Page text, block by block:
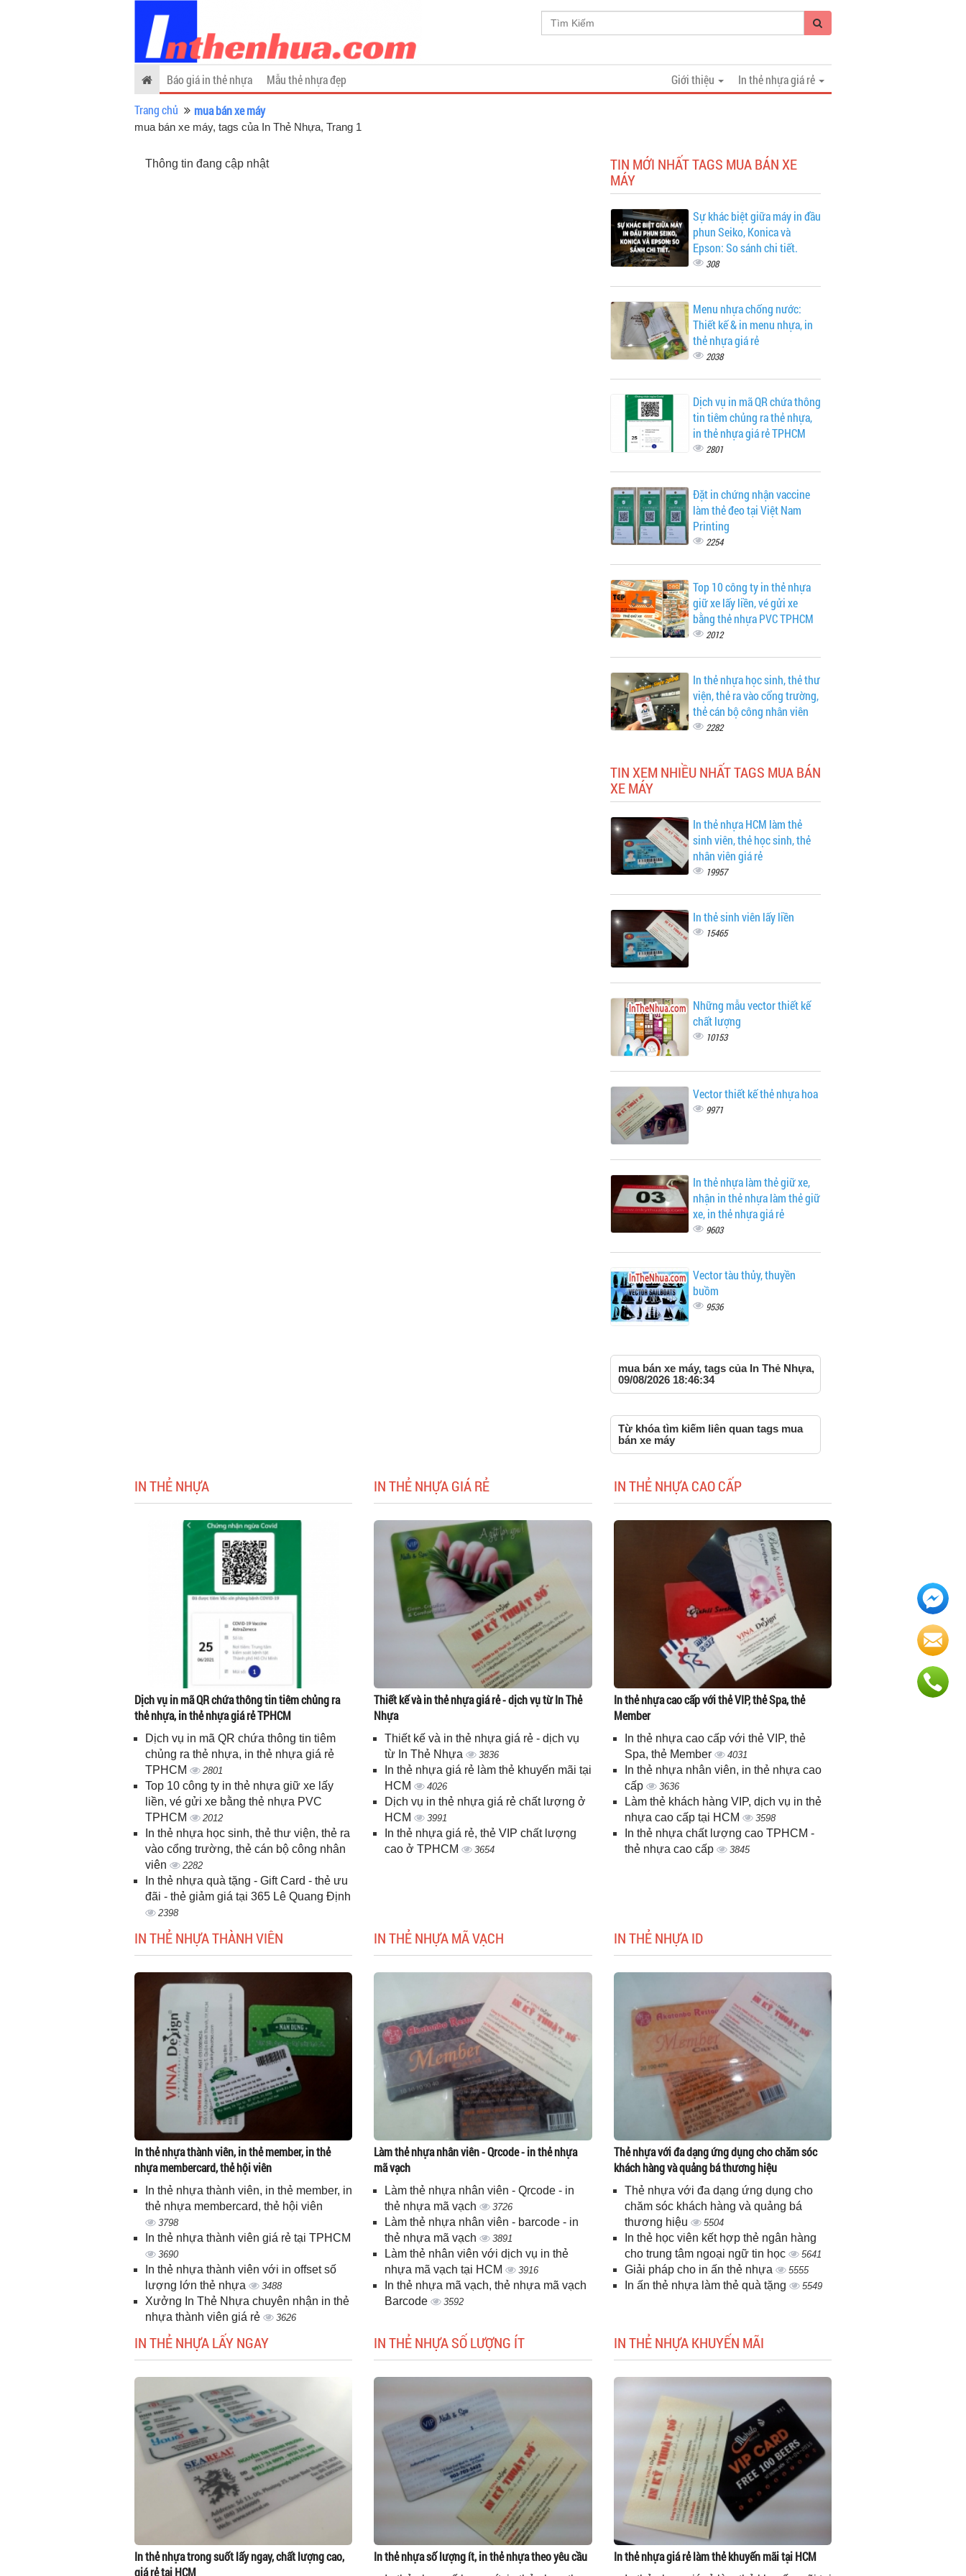
In thẻ nhựa giá rẻ
Báo giá in thẻ nhựa Mẫu thẻ nhựa đẹp
Giới thiệu
Trang chủ
mua bán xe máy
mua bán xe máy, tags của In Thẻ Nhựa, Trang 1
Thông tin đang cập nhật
TIN MỚI NHẤT TAGS MUA BÁN XE
MÁY
Sự khác biệt giữa máy in đầu
phun Seiko, Konica và
Epson: So sánh chi tiết.
308
Menu nhựa chống nước:
Thiết kế & in menu nhựa, in
thẻ nhựa giá rẻ
2038
Dịch vụ in mã QR chứa thông
tin tiêm chủng ra thẻ nhựa,
in thẻ nhựa giá rẻ TPHCM
2801
Đặt in chứng nhận vaccine
làm thẻ đeo tại Việt Nam
Printing
2254
Top 10 công ty in thẻ nhựa
giữ xe lấy liền, vé gửi xe
bằng thẻ nhựa PVC TPHCM
2012
In thẻ nhựa học sinh, thẻ thư
viện, thẻ ra vào cổng trường,
thẻ cán bộ công nhân viên
2282
TIN XEM NHIỀU NHẤT TAGS MUA BÁN
XE MÁY
In thẻ nhựa HCM làm thẻ
sinh viên, thẻ học sinh, thẻ
nhân viên giá rẻ
19957
In thẻ sinh viên lấy liền
15465
Những mẫu vector thiết kế
chất lượng
10153
Vector thiết kế thẻ nhựa hoa
9971
In thẻ nhựa làm thẻ giữ xe,
nhận in thẻ nhựa làm thẻ giữ
xe, in thẻ nhựa giá rẻ
9603
Vector tàu thủy, thuyền
buồm
9536
mua bán xe máy, tags của In Thẻ Nhựa,
09/08/2026 18:46:34
Từ khóa tìm kiếm liên quan tags mua
bán xe máy
IN THẺ NHỰA
Dịch vụ in mã QR chứa thông tin tiêm chủng ra
thẻ nhựa, in thẻ nhựa giá rẻ TPHCM
Dịch vụ in mã QR chứa thông tin tiêm
chủng ra thẻ nhựa, in thẻ nhựa giá rẻ
TPHCM
2801
Top 10 công ty in thẻ nhựa giữ xe lấy
liền, vé gửi xe bằng thẻ nhựa PVC
TPHCM
2012
In thẻ nhựa học sinh, thẻ thư viện, thẻ ra
vào cổng trường, thẻ cán bộ công nhân
viên
2282
In thẻ nhựa quà tặng - Gift Card - thẻ ưu
đãi - thẻ giảm giá tại 365 Lê Quang Định
2398
IN THẺ NHỰA GIÁ RẺ
Thiết kế và in thẻ nhựa giá rẻ - dịch vụ từ In Thẻ
Nhựa
Thiết kế và in thẻ nhựa giá rẻ - dịch vụ
từ In Thẻ Nhựa
3836
In thẻ nhựa giá rẻ làm thẻ khuyến mãi tại
HCM
4026
Dịch vụ in thẻ nhựa giá rẻ chất lượng ở
HCM
3991
In thẻ nhựa giá rẻ, thẻ VIP chất lượng
cao ở TPHCM
3654
IN THẺ NHỰA CAO CẤP
In thẻ nhựa cao cấp với thẻ VIP, thẻ Spa, thẻ
Member
In thẻ nhựa cao cấp với thẻ VIP, thẻ
Spa, thẻ Member
4031
In thẻ nhựa nhân viên, in thẻ nhựa cao
cấp
3636
Làm thẻ khách hàng VIP, dịch vụ in thẻ
nhựa cao cấp tại HCM
3598
In thẻ nhựa chất lượng cao TPHCM -
thẻ nhựa cao cấp
3845
IN THẺ NHỰA THÀNH VIÊN
In thẻ nhựa thành viên, in thẻ member, in thẻ
nhựa membercard, thẻ hội viên
In thẻ nhựa thành viên, in thẻ member, in
thẻ nhựa membercard, thẻ hội viên
3798
In thẻ nhựa thành viên giá rẻ tại TPHCM
3690
In thẻ nhựa thành viên với in offset số
lượng lớn thẻ nhựa
3488
Xưởng In Thẻ Nhựa chuyên nhận in thẻ
nhựa thành viên giá rẻ
3626
IN THẺ NHỰA MÃ VẠCH
Làm thẻ nhựa nhân viên - Qrcode - in thẻ nhựa
mã vạch
Làm thẻ nhựa nhân viên - Qrcode - in
thẻ nhựa mã vạch
3726
Làm thẻ nhựa nhân viên - barcode - in
thẻ nhựa mã vạch
3891
Làm thẻ nhân viên với dịch vụ in thẻ
nhựa mã vạch tại HCM
3916
In thẻ nhựa mã vạch, thẻ nhựa mã vạch
Barcode
3592
IN THẺ NHỰA ID
Thẻ nhựa với đa dạng ứng dụng cho chăm sóc
khách hàng và quảng bá thương hiệu
Thẻ nhựa với đa dạng ứng dụng cho
chăm sóc khách hàng và quảng bá
thương hiệu
5504
In thẻ học viên kết hợp thẻ ngân hàng
cho trung tâm ngoại ngữ tin học
5641
Giải pháp cho in ấn thẻ nhựa 5555
In ấn thẻ nhựa làm thẻ quà tặng 5549
IN THẺ NHỰA LẤY NGAY
In thẻ nhựa trong suốt lấy ngay, chất lượng cao,
giá rẻ tại HCM
IN THẺ NHỰA SỐ LƯỢNG ÍT
In thẻ nhựa số lượng ít, in thẻ nhựa theo yêu cầu
IN THẺ NHỰA KHUYẾN MÃI
In thẻ nhựa giá rẻ làm thẻ khuyến mãi tại HCM